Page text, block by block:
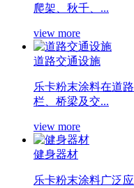
爬架、秋千、...
view more
道路交通设施
乐卡粉末涂料在道
栏、桥梁及交...
view more
健身器材
乐卡粉末涂料广泛